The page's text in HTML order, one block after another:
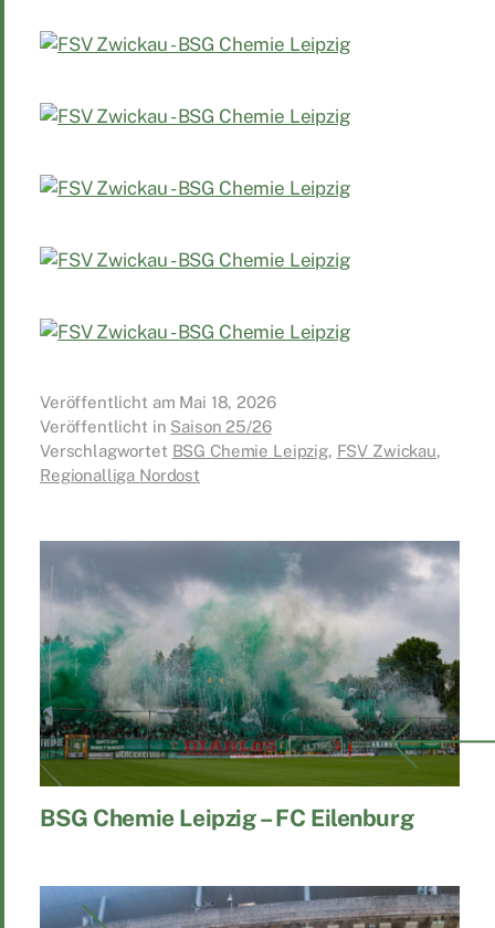
Veröffentlicht am Mai 18, 2026
Veröffentlicht in Saison 25/26
Verschlagwortet BSG Chemie Leipzig, FSV Zwickau,
Regionalliga Nordost
BSG Chemie Leipzig – FC Eilenburg